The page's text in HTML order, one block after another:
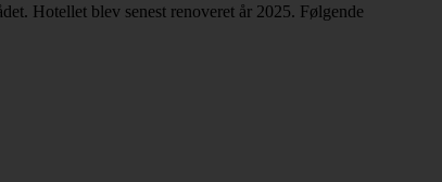
Hotellet blev senest renoveret år 2025. Følgende